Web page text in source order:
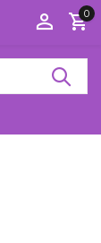
0